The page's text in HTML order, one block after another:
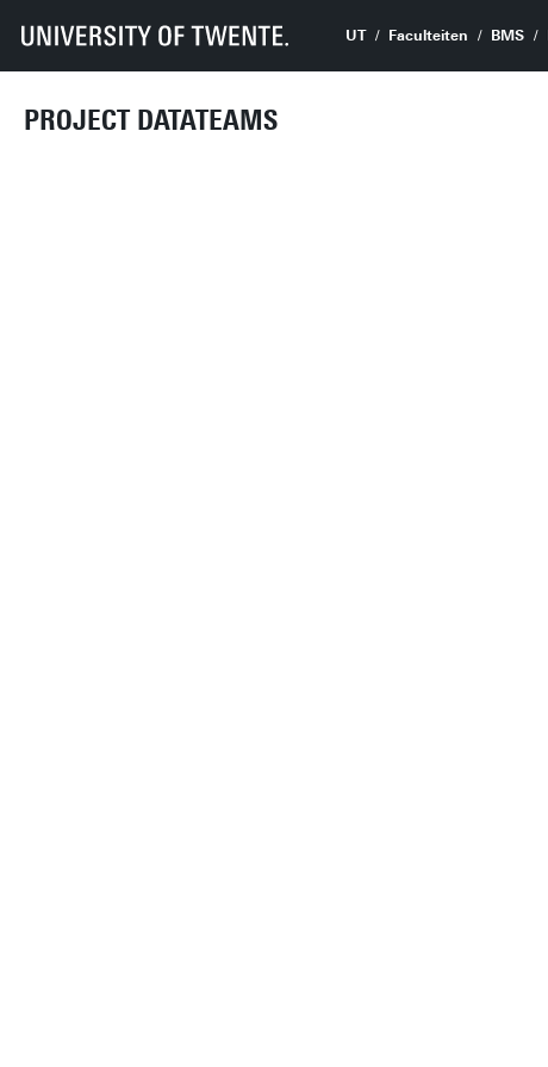
PROJECT DATATEAMS
UT Faculteiten BMS